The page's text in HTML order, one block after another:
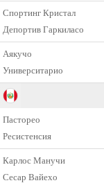
Спортинг Кристал
Депортив Гаркиласо
Аякучо
Университарио
Пасторео
Ресистенсия
Карлос Манучи
Сесар Вайехо